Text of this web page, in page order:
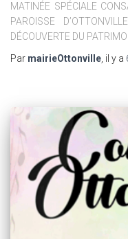
MATINÉE SPÉCIALE
PAROISSE
DÉCOUVERTE DU
Par mairieOttonville, il y a